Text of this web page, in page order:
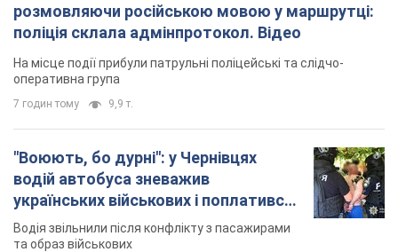
розмовляючи російською мовою у маршрутці:
поліція склала адмінпротокол. Відео
На місце події прибули патрульні поліцейські та слідчо-
оперативна група
7 годин тому 9,9 т.
"Воюють, бо дурні": у Чернівцях
водій автобуса зневажив
українських військових і поплатився.
Відео
Водія звільнили після конфлікту з пасажирами
та образ військових